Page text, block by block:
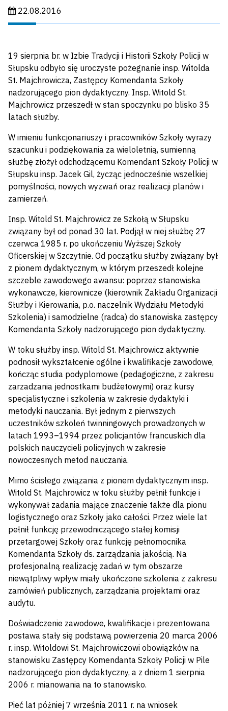
Data publikacji:
22.08.2016
19 sierpnia br. w Izbie Tradycji i Historii Szkoły Policji w
Słupsku odbyło się uroczyste pożegnanie insp. Witolda
St. Majchrowicza, Zastępcy Komendanta Szkoły
nadzorującego pion dydaktyczny. Insp. Witold St.
Majchrowicz przeszedł w stan spoczynku po blisko 35
latach służby.
W imieniu funkcjonariuszy i pracowników Szkoły wyrazy
szacunku i podziękowania za wieloletnią, sumienną
służbę złożył odchodzącemu Komendant Szkoły Policji w
Słupsku insp. Jacek Gil, życząc jednocześnie wszelkiej
pomyślności, nowych wyzwań oraz realizacji planów i
zamierzeń.
Insp. Witold St. Majchrowicz ze Szkołą w Słupsku
związany był od ponad 30 lat. Podjął w niej służbę 27
czerwca 1985 r. po ukończeniu Wyższej Szkoły
Oficerskiej w Szczytnie. Od początku służby związany był
z pionem dydaktycznym, w którym przeszedł kolejne
szczeble zawodowego awansu: poprzez stanowiska
wykonawcze, kierownicze (kierownik Zakładu Organizacji
Służby i Kierowania, p.o. naczelnik Wydziału Metodyki
Szkolenia) i samodzielne (radca) do stanowiska zastępcy
Komendanta Szkoły nadzorującego pion dydaktyczny.
W toku służby insp. Witold St. Majchrowicz aktywnie
podnosił wykształcenie ogólne i kwalifikacje zawodowe,
kończąc studia podyplomowe (pedagogiczne, z zakresu
zarzadzania jednostkami budżetowymi) oraz kursy
specjalistyczne i szkolenia w zakresie dydaktyki i
metodyki nauczania. Był jednym z pierwszych
uczestników szkoleń twinningowych prowadzonych w
latach 1993–1994 przez policjantów francuskich dla
polskich nauczycieli policyjnych w zakresie
nowoczesnych metod nauczania.
Mimo ścisłego związania z pionem dydaktycznym insp.
Witold St. Majchrowicz w toku służby pełnił funkcje i
wykonywał zadania mające znaczenie także dla pionu
logistycznego oraz Szkoły jako całości. Przez wiele lat
pełnił funkcję przewodniczącego stałej komisji
przetargowej Szkoły oraz funkcję pełnomocnika
Komendanta Szkoły ds. zarządzania jakością. Na
profesjonalną realizację zadań w tym obszarze
niewątpliwy wpływ miały ukończone szkolenia z zakresu
zamówień publicznych, zarządzania projektami oraz
audytu.
Doświadczenie zawodowe, kwalifikacje i prezentowana
postawa stały się podstawą powierzenia 20 marca 2006
r. insp. Witoldowi St. Majchrowiczowi obowiązków na
stanowisku Zastępcy Komendanta Szkoły Policji w Pile
nadzorującego pion dydaktyczny, a z dniem 1 sierpnia
2006 r. mianowania na to stanowisko.
Pieć lat później 7 września 2011 r. na wniosek